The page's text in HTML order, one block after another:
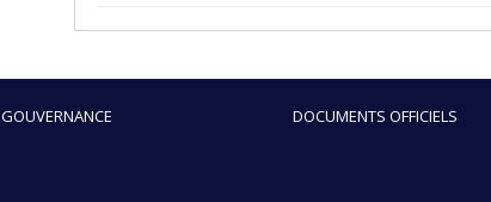
GOUVERNANCE DOCUMENTS OFFICIELS